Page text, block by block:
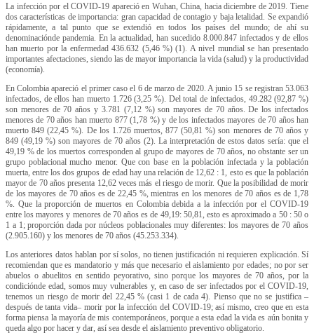
La infección por el COVID-19 apareció en Wuhan, China, hacia diciembre de 2019. Tiene
dos características de importancia: gran capacidad de contagio y baja letalidad. Se expandió
rápidamente, a tal punto que se extendió en todos los países del mundo; de ahí su
denominaciónde pandemia. En la actualidad, han sucedido 8.000.847 infectados y de ellos
han muerto por la enfermedad 436.632 (5,46 %) (1). A nivel mundial se han presentado
importantes afectaciones, siendo las de mayor importancia la vida (salud) y la productividad
(economía).
En Colombia apareció el primer caso el 6 de marzo de 2020. A junio 15 se registran 53.063
infectados, de ellos han muerto 1.726 (3,25 %). Del total de infectados, 49.282 (92,87 %)
son menores de 70 años y 3.781 (7,12 %) son mayores de 70 años. De los infectados
menores de 70 años han muerto 877 (1,78 %) y de los infectados mayores de 70 años han
muerto 849 (22,45 %). De los 1.726 muertos, 877 (50,81 %) son menores de 70 años y
849 (49,19 %) son mayores de 70 años (2). La interpretación de estos datos sería: que el
49,19 % de los muertos corresponden al grupo de mayores de 70 años, no obstante ser un
grupo poblacional mucho menor. Que con base en la población infectada y la población
muerta, entre los dos grupos de edad hay una relación de 12,62 : 1, esto es que la población
mayor de 70 años presenta 12,62 veces más el riesgo de morir. Que la posibilidad de morir
de los mayores de 70 años es de 22,45 %, mientras en los menores de 70 años es de 1,78
%. Que la proporción de muertos en Colombia debida a la infección por el COVID-19
entre los mayores y menores de 70 años es de 49,19: 50,81, esto es aproximado a 50 : 50 o
1 a 1; proporción dada por núcleos poblacionales muy diferentes: los mayores de 70 años
(2.905.160) y los menores de 70 años (45.253.334).
Los anteriores datos hablan por sí solos, no tienen justificación ni requieren explicación. Sí
recomiendan que es mandatorio y más que necesario el aislamiento por edades; no por ser
abuelos o abuelitos en sentido peyorativo, sino porque los mayores de 70 años, por la
condiciónde edad, somos muy vulnerables y, en caso de ser infectados por el COVID-19,
tenemos un riesgo de morir del 22,45 % (casi 1 de cada 4). Pienso que no se justifica –
después de tanta vida– morir por la infección del COVID-19; así mismo, creo que en esta
forma piensa la mayoría de mis contemporáneos, porque a esta edad la vida es aún bonita y
queda algo por hacer y dar, así sea desde el aislamiento preventivo obligatorio.